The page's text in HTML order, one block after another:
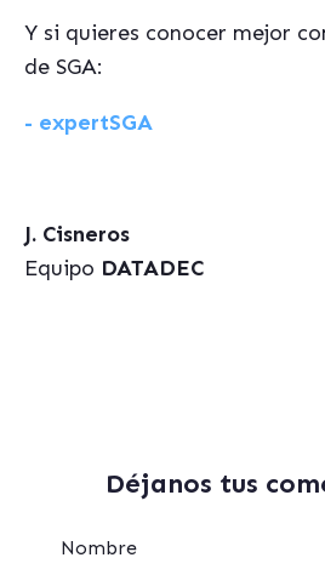
Y si quieres conocer mejor
de SGA:
- expertSGA
J. Cisneros
Equipo DATADEC
Déjanos tus
Nombre